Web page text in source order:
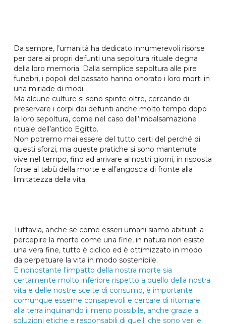
Da sempre, l’umanità ha dedicato innumerevoli risorse
per dare ai propri defunti una sepoltura rituale degna
della loro memoria. Dalla semplice sepoltura alle pire
funebri, i popoli del passato hanno onorato i loro morti in
una miriade di modi.
Ma alcune culture si sono spinte oltre, cercando di
preservare i corpi dei defunti anche molto tempo dopo
la loro sepoltura, come nel caso dell’imbalsamazione
rituale dell’antico Egitto.
Non potremo mai essere del tutto certi del perché di
questi sforzi, ma queste pratiche si sono mantenute
vive nel tempo, fino ad arrivare ai nostri giorni, in risposta
forse al tabù della morte e all’angoscia di fronte alla
limitatezza della vita.
Tuttavia, anche se come esseri umani siamo abituati a
percepire la morte come una fine, in natura non esiste
una vera fine, tutto è ciclico ed è ottimizzato in modo
da perpetuare la vita in modo sostenibile.
E nonostante l’impatto della nostra morte sia
certamente molto inferiore rispetto a quello della nostra
vita e delle nostre scelte di consumo, è importante
comunque esserne consapevoli e cercare di ritornare
alla terra inquinando il meno possibile, anche grazie a
soluzioni etiche e responsabili di quelli che sono veri e